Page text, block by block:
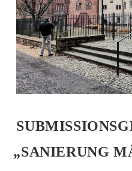
„SANIERUNG